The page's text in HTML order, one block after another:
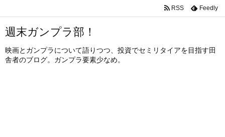
週末ガンプラ部！
映画とガンプラについて語りつつ、投資でセミリタイアを目指す田
舎者のブログ。ガンプラ要素少なめ。
RSS Feedly